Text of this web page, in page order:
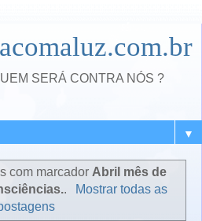
SERÁ CONTRA NÓS ?
▼
com marcador Abril mês de
.
Mostrar todas as